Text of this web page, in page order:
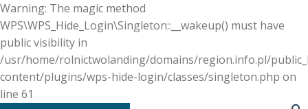
Warning: The magic method
WPS\WPS_Hide_Login\Singleton::__wakeup() must have
public visibility in
/usr/home/rolnictwolanding/domains/region.info.pl/
content/plugins/wps-hide-login/classes/singleton.php on
line 61